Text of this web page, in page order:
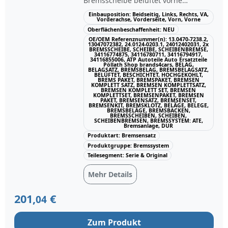
Bremsscheibenart: belüftet
Bearbeitung: hochgekohlt
Oberfläche: beschichtet mit
Schrauben Prüfzeichen: E1 90R-
02C0115/0995 Durchmesser:
312,0mm Bremsscheibendicke:
24,0mm Mindestdicke: 22,4mm
Lochanzahl: 5 Lochkreis-Ø: 120,0mm
Innendurchmesser: 152,0mm
Zentrierungsdurchmesser: 79,0mm
Höhe: 73,1mm Bohrung-Ø: 16,5mm
CERAMIC Bremsbelagsatz vorne
Bremssystem: ATE für
Verschleißwarnanzeiger vorbereitet
ohne Verschleißwarnkontakt
Prüfzeichen: E1 90R-02A0258/0270
Breite: 155,1mm Höhe: 68,3mm
beachten Sie, dass die hier
Angebotenen Ersatzteile nur am
Einbauposition: Beidseitig, Links, Rechts, VA,
Vorderachse, Vorderseite, Vorn, Vorne
Oberflächenbeschaffenheit: NEU
OE/OEM Referenznummer(n): 13.0470-7238.2,
13047072382, 24.0124-0203.1, 24012402031, 2x
BREMSSCHEIBE, SCHEIBE, SCHEIBENBREMSE,
34116774875, 34116780711, 34116794917,
34116855006, ATP Autoteile Auto Ersatzteile
Pöllath Shop brands4cars, BELAG,
BELAGSATZ, BREMSBELAG, BREMSBELAGSATZ,
BELÜFTET, BESCHICHTET, HOCHGEKOHLT,
BREMS PAKET, BREMSPAKET, BREMSEN
KOMPLETT SATZ, BREMSEN KOMPLETTSATZ,
BREMSEN KOMPLETT SET, BREMSEN
KOMPLETTSET, BREMSENPAKET, BREMSEN
PAKET, BREMSENSATZ, BREMSENSET,
BREMSENKIT, BREMSKLOTZ, BELÄGE, BELEGE,
BREMSBELÄGE, BREMSBACKEN,
BREMSSCHEIBEN, SCHEIBEN,
SCHEIBENBREMSEN, BREMSSYSTEM: ATE,
Bremsanlage, DUR
Produktart: Bremsensatz
Produktgruppe: Bremssystem
Teilesegment: Serie & Original
Mehr Details
201,04 €
Zum Produkt